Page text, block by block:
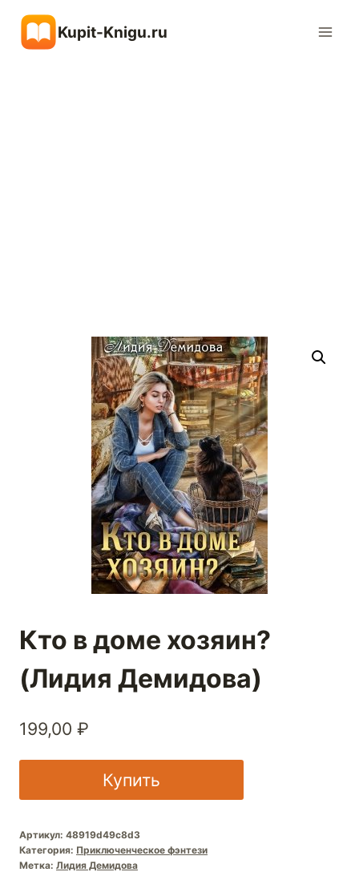
содержимому
Kupit-Knigu.ru
Кто в доме хозяин?
(Лидия Демидова)
199,00 ₽
Купить
Артикул: 48919d49c8d3
Категория: Приключенческое фэнтези
Метка: Лидия Демидова